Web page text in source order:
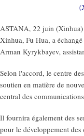
ASTANA, 22 juin (Xinhua)
Xinhua, Fu Hua, a
Arman Kyrykbayev,
Selon l'accord, le centre
soutien en matière de
central des
Il fournira également des
pour le développement des